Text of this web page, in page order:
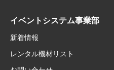
イベントシステム事業部
新着情報
レンタル機材リスト